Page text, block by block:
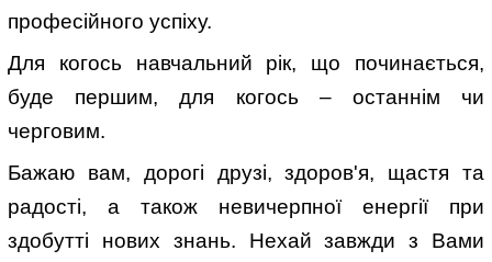
професійного успіху.
Для когось навчальний рік, що починається,
буде першим, для когось – останнім чи
черговим.
Бажаю вам, дорогі друзі, здоров'я, щастя та
радості, а також невичерпної енергії при
здобутті нових знань. Нехай завжди з Вами